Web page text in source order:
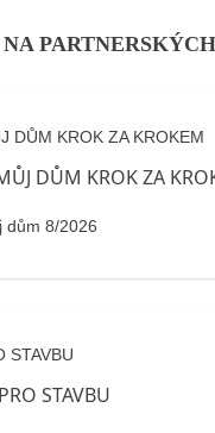
DŮM KROK ZA KROKEM
dům 8/2026
STAVBU